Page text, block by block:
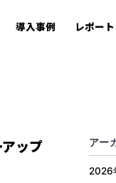
導入事例 レポート
ップ アー
2026